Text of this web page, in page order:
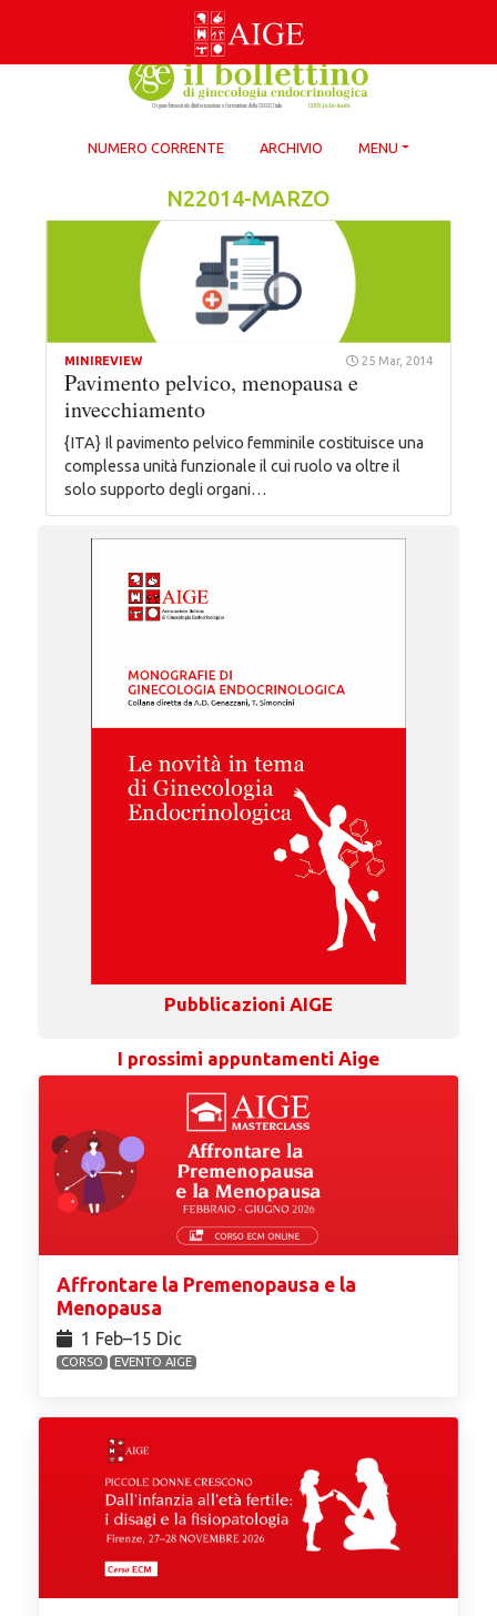
NUMERO CORRENTE ARCHIVIO MENU
N22014-MARZO
MINIREVIEW 25 Mar, 2014
Pavimento pelvico, menopausa e
invecchiamento
{ITA} Il pavimento pelvico femminile costituisce una
complessa unità funzionale il cui ruolo va oltre il
solo supporto degli organi…
Pubblicazioni AIGE
I prossimi appuntamenti Aige
Affrontare la Premenopausa e la
Menopausa
1 Feb⁠–15 Dic
CORSO EVENTO AIGE